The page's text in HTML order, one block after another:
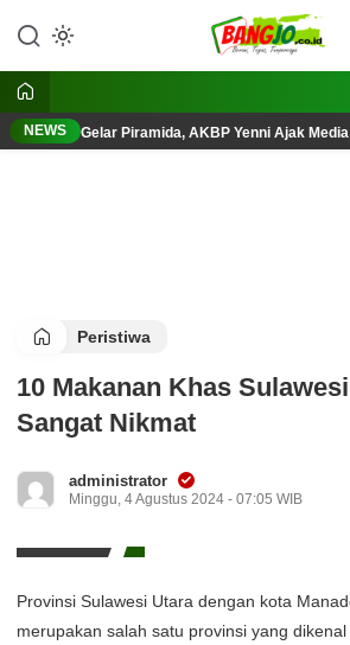
konten
Bangjo.co.id
Berani, Tegas,
NEWS Gelar Piramida, AKBP Yenni Ajak
Peristiwa
10 Makanan Khas
Sangat Nikmat
administrator
Minggu, 4 Agustus 2024 - 07:05 WIB
Provinsi Sulawesi Utara dengan kota
merupakan salah satu provinsi yang